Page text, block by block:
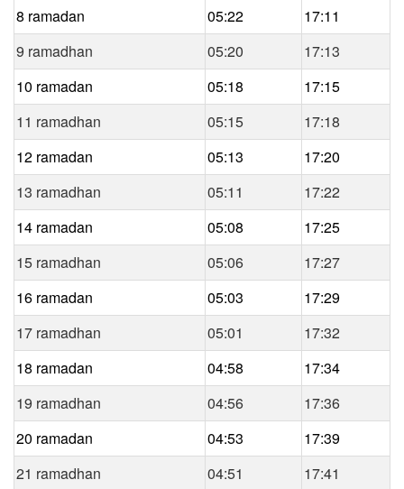
8 ramadan
05:22
17:11
9 ramadhan
05:20
17:13
10 ramadan
05:18
17:15
11 ramadhan
05:15
17:18
12 ramadan
05:13
17:20
13 ramadhan
05:11
17:22
14 ramadan
05:08
17:25
15 ramadhan
05:06
17:27
16 ramadan
05:03
17:29
17 ramadhan
05:01
17:32
18 ramadan
04:58
17:34
19 ramadhan
04:56
17:36
20 ramadan
04:53
17:39
21 ramadhan
04:51
17:41